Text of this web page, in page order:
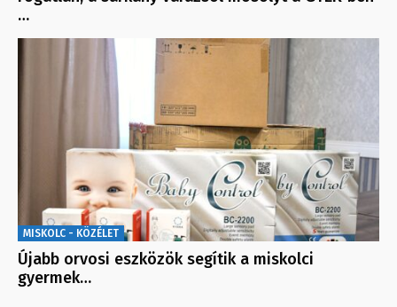
…
MISKOLC - KÖZÉLET
Újabb orvosi eszközök segítik a miskolci
gyermek…